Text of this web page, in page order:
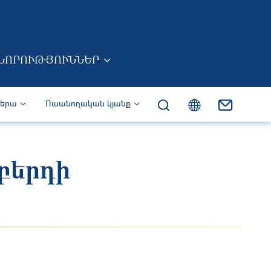
Ուսանողական կյանք